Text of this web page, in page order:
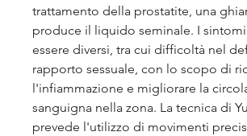
trattamento della prostatite, una
produce il liquido seminale. I
essere diversi, tra cui difficoltà nel
rapporto sessuale, con lo scopo di
l'infiammazione e migliorare la
sanguigna nella zona. La tecnica di
prevede l'utilizzo di movimenti